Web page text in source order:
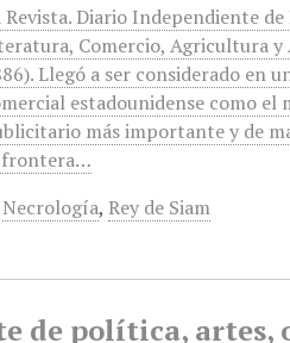
Revista. Diario Independiente
Comercio, Agricultura y
Llegó a ser considerado en
estadounidense como el
más importante y de
frontera…
Necrología, Rey de Siam
de política, artes,